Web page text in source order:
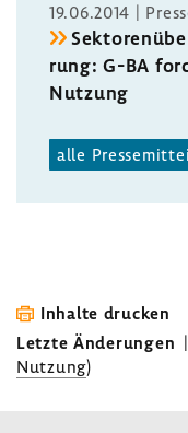
19.06.2014 |
rung: G-BA
Nutzung
alle
Inhalte drucken
Letzte Änderungen |
Nutzung)